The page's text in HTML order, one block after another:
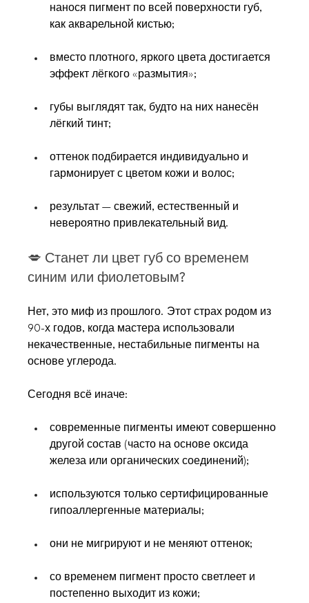
нанося пигмент по всей поверхности губ,
как акварельной кистью;
вместо плотного, яркого цвета достигается
эффект лёгкого «размытия»;
губы выглядят так, будто на них нанесён
лёгкий тинт;
оттенок подбирается индивидуально и
гармонирует с цветом кожи и волос;
результат — свежий, естественный и
невероятно привлекательный вид.
💋 Станет ли цвет губ со временем
синим или фиолетовым?
Нет, это миф из прошлого. Этот страх родом из
90-х годов, когда мастера использовали
некачественные, нестабильные пигменты на
основе углерода.
Сегодня всё иначе:
современные пигменты имеют совершенно
другой состав (часто на основе оксида
железа или органических соединений);
используются только сертифицированные
гипоаллергенные материалы;
они не мигрируют и не меняют оттенок;
со временем пигмент просто светлеет и
постепенно выходит из кожи;